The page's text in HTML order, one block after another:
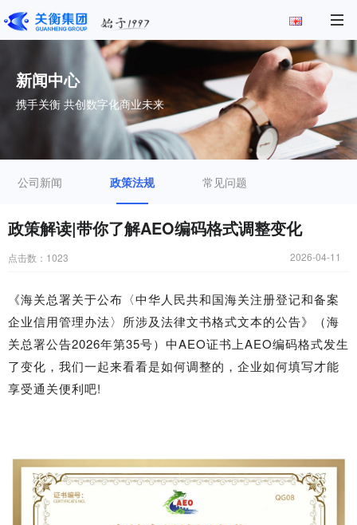
新闻中心
携手关衡 共创数字化商业未来
公司新闻 政策法规 常见问题
政策解读|带你了解AEO编码格式调整变化
2026-04-11
点击数： 1023
《海关总署关于公布〈中华人民共和国海关注册登记和备案
企业信用管理办法〉所涉及法律文书格式文本的公告》（海
关总署公告2026年第35号）中AEO证书上AEO编码格式发生
了变化，我们一起来看看是如何调整的，企业如何填写才能
享受通关便利吧!